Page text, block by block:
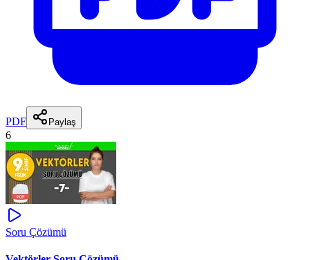
PDF Paylaş
6
Soru Çözümü